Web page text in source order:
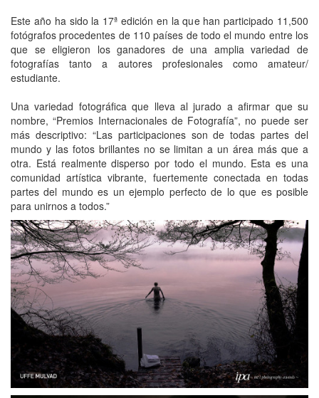
Este año ha sido la 17ª edición en la que han participado 11,500
fotógrafos procedentes de 110 países de todo el mundo entre los
que se eligieron los ganadores de una amplia variedad de
fotografías tanto a autores profesionales como amateur/
estudiante.
Una variedad fotográfica que lleva al jurado a afirmar que su
nombre, “Premios Internacionales de Fotografía”, no puede ser
más descriptivo: “Las participaciones son de todas partes del
mundo y las fotos brillantes no se limitan a un área más que a
otra. Está realmente disperso por todo el mundo. Esta es una
comunidad artística vibrante, fuertemente conectada en todas
partes del mundo es un ejemplo perfecto de lo que es posible
para unirnos a todos.”